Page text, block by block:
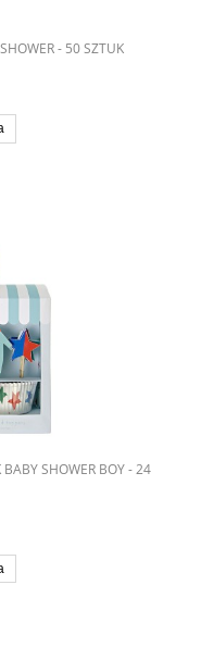
- 50 SZTUK
SHOWER BOY - 24